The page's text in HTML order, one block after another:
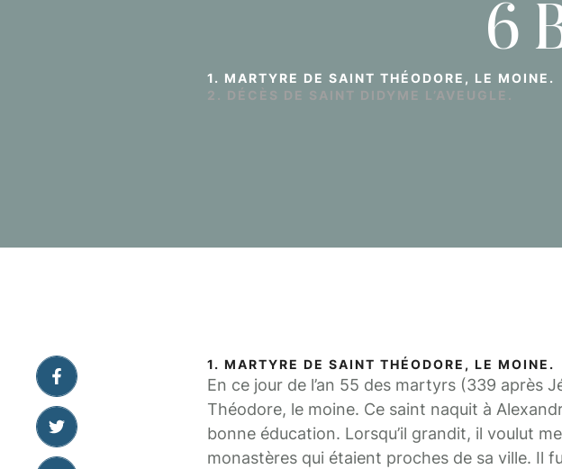
6
1. MARTYRE DE SAINT THÉODORE, LE MOINE.
2. DÉCÈS DE SAINT DIDYME L’AVEUGLE.
1. MARTYRE DE SAINT THÉODORE, LE MOINE.
En ce jour de l’an 55 des martyrs (339 après
Théodore, le moine. Ce saint naquit à
bonne éducation. Lorsqu’il grandit, il voulut
monastères qui étaient proches de sa ville. Il